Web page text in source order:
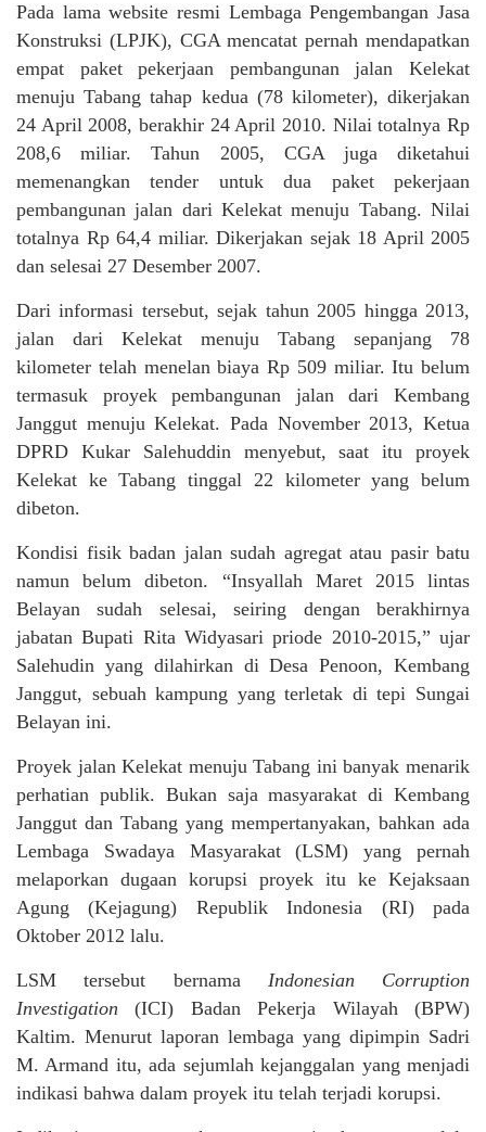
Pada lama website resmi Lembaga Pengembangan Jasa
Konstruksi (LPJK), CGA mencatat pernah mendapatkan
empat paket pekerjaan pembangunan jalan Kelekat
menuju Tabang tahap kedua (78 kilometer), dikerjakan
24 April 2008, berakhir 24 April 2010. Nilai totalnya Rp
208,6 miliar. Tahun 2005, CGA juga diketahui
memenangkan tender untuk dua paket pekerjaan
pembangunan jalan dari Kelekat menuju Tabang. Nilai
totalnya Rp 64,4 miliar. Dikerjakan sejak 18 April 2005
dan selesai 27 Desember 2007.
Dari informasi tersebut, sejak tahun 2005 hingga 2013,
jalan dari Kelekat menuju Tabang sepanjang 78
kilometer telah menelan biaya Rp 509 miliar. Itu belum
termasuk proyek pembangunan jalan dari Kembang
Janggut menuju Kelekat. Pada November 2013, Ketua
DPRD Kukar Salehuddin menyebut, saat itu proyek
Kelekat ke Tabang tinggal 22 kilometer yang belum
dibeton.
Kondisi fisik badan jalan sudah agregat atau pasir batu
namun belum dibeton. “Insyallah Maret 2015 lintas
Belayan sudah selesai, seiring dengan berakhirnya
jabatan Bupati Rita Widyasari priode 2010-2015,” ujar
Salehudin yang dilahirkan di Desa Penoon, Kembang
Janggut, sebuah kampung yang terletak di tepi Sungai
Belayan ini.
Proyek jalan Kelekat menuju Tabang ini banyak menarik
perhatian publik. Bukan saja masyarakat di Kembang
Janggut dan Tabang yang mempertanyakan, bahkan ada
Lembaga Swadaya Masyarakat (LSM) yang pernah
melaporkan dugaan korupsi proyek itu ke Kejaksaan
Agung (Kejagung) Republik Indonesia (RI) pada
Oktober 2012 lalu.
LSM tersebut bernama Indonesian
Corruption
Investigation (ICI) Badan Pekerja Wilayah (BPW)
Kaltim. Menurut laporan lembaga yang dipimpin Sadri
M. Armand itu, ada sejumlah kejanggalan yang menjadi
indikasi bahwa dalam proyek itu telah terjadi korupsi.